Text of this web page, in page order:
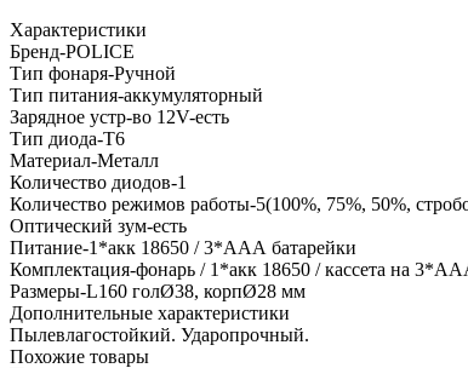
Характеристики
Бренд-POLICE
Тип фонаря-Ручной
Тип питания-аккумуляторный
Зарядное устр-во 12V-есть
Тип диода-T6
Материал-Металл
Количество диодов-1
Количество режимов работы-5(100%, 75%, 50%,
Оптический зум-есть
Питание-1*акк 18650 / 3*ААА батарейки
Комплектация-фонарь / 1*акк 18650 / кассета на
Размеры-L160 голØ38, корпØ28 мм
Дополнительные характеристики
Пылевлагостойкий. Ударопрочный.
Похожие товары